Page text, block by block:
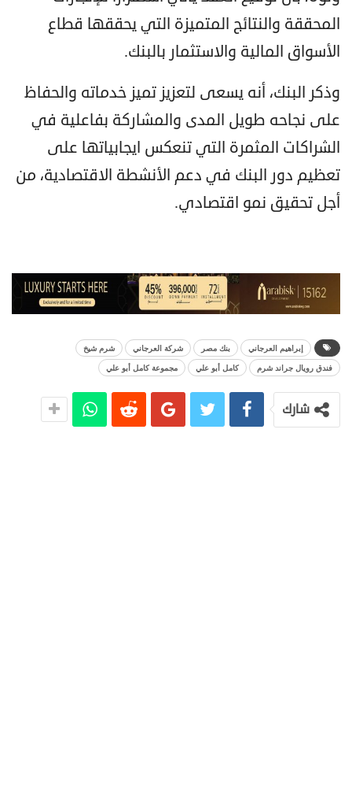
المحققة والنتائج المتميزة التي يحققها قطاع
الأسواق المالية والاستثمار بالبنك.
وذكر البنك، أنه يسعى لتعزيز تميز خدماته والحفاظ
على نجاحه طويل المدى والمشاركة بفاعلية في
الشراكات المثمرة التي تنعكس ايجابياتها على
تعظيم دور البنك في دعم الأنشطة الاقتصادية، من
أجل تحقيق نمو اقتصادي.
إبراهيم العرجاني بنك مصر شركة العرجاني
شرم شيخ
فندق رويال جراند شرم
كامل أبو علي مجموعة كامل أبو علي
شارك